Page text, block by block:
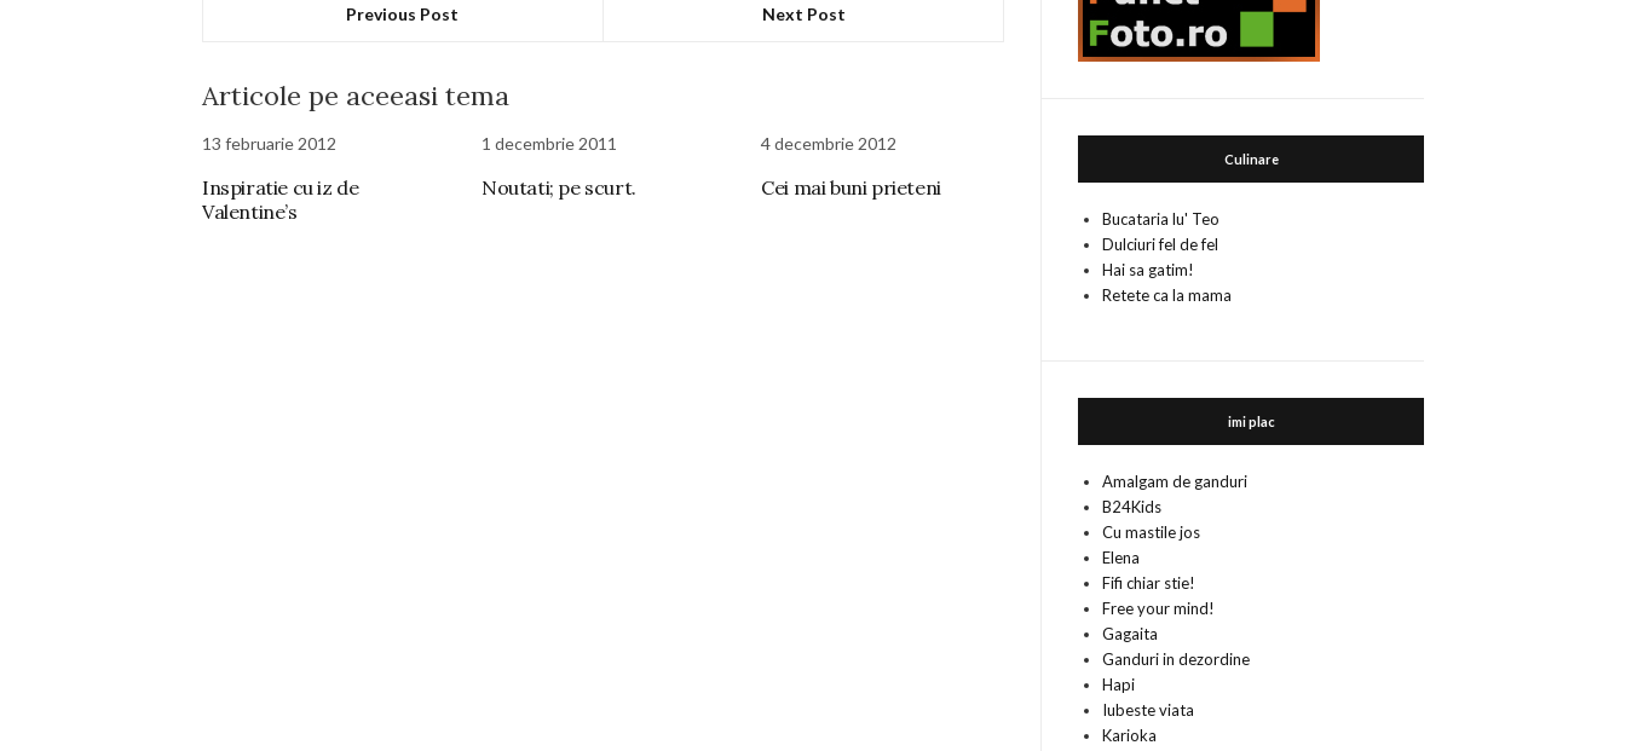
Previous Post Next Post
Articole pe aceeasi tema
13 februarie 2012
Inspiratie cu iz de
Valentine’s
1 decembrie 2011
Noutati; pe scurt.
4 decembrie 2012
Cei mai buni prieteni
Culinare
Bucataria lu' Teo
Dulciuri fel de fel
Hai sa gatim!
Retete ca la mama
imi plac
Amalgam de ganduri
B24Kids
Cu mastile jos
Elena
Fifi chiar stie!
Free your mind!
Gagaita
Ganduri in dezordine
Hapi
Iubeste viata
Karioka